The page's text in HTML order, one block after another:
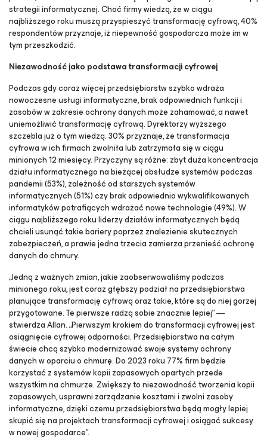
strategii informatycznej. Choć firmy wiedzą, że w ciągu
najbliższego roku muszą przyspieszyć transformację cyfrową, 40%
respondentów przyznaje, iż niepewność gospodarcza może im w
tym przeszkodzić.
Niezawodność jako podstawa transformacji cyfrowej
Podczas gdy coraz więcej przedsiębiorstw szybko wdraża
nowoczesne usługi informatyczne, brak odpowiednich funkcji i
zasobów w zakresie ochrony danych może zahamować, a nawet
uniemożliwić transformację cyfrową. Dyrektorzy wyższego
szczebla już o tym wiedzą. 30% przyznaje, że transformacja
cyfrowa w ich firmach zwolniła lub zatrzymała się w ciągu
minionych 12 miesięcy. Przyczyny są różne: zbyt duża koncentracja
działu informatycznego na bieżącej obsłudze systemów podczas
pandemii (53%), zależność od starszych systemów
informatycznych (51%) czy brak odpowiednio wykwalifikowanych
informatyków potrafiących wdrażać nowe technologie (49%). W
ciągu najbliższego roku liderzy działów informatycznych będą
chcieli usunąć takie bariery poprzez znalezienie skutecznych
zabezpieczeń, a prawie jedna trzecia zamierza przenieść ochronę
danych do chmury.
„Jedną z ważnych zmian, jakie zaobserwowaliśmy podczas
minionego roku, jest coraz głębszy podział na przedsiębiorstwa
planujące transformację cyfrową oraz takie, które są do niej gorzej
przygotowane. Te pierwsze radzą sobie znacznie lepiej” ―
stwierdza Allan. „Pierwszym krokiem do transformacji cyfrowej jest
osiągnięcie cyfrowej odporności. Przedsiębiorstwa na całym
świecie chcą szybko modernizować swoje systemy ochrony
danych w oparciu o chmurę. Do 2023 roku 77% firm będzie
korzystać z systemów kopii zapasowych opartych przede
wszystkim na chmurze. Zwiększy to niezawodność tworzenia kopii
zapasowych, usprawni zarządzanie kosztami i zwolni zasoby
informatyczne, dzięki czemu przedsiębiorstwa będą mogły lepiej
skupić się na projektach transformacji cyfrowej i osiągać sukcesy
w nowej gospodarce”.